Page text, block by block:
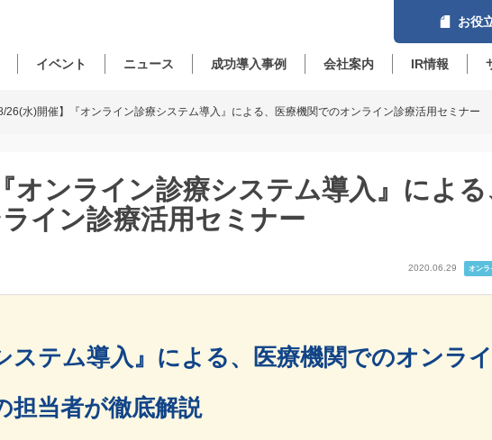
お役立
イベント ニュース 成功導入事例 会社案内 IR情報
8/26(水)開催】『オンライン診療システム導入』による、医療機関でのオンライン診療活用セミナー
オンライン診療システム導入』による
イン診療活用セミナー
2020.06.29 オンラ
ステム導入』による、医療機関でのオンラ
担当者が徹底解説